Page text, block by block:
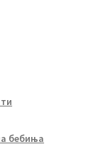
бебиња